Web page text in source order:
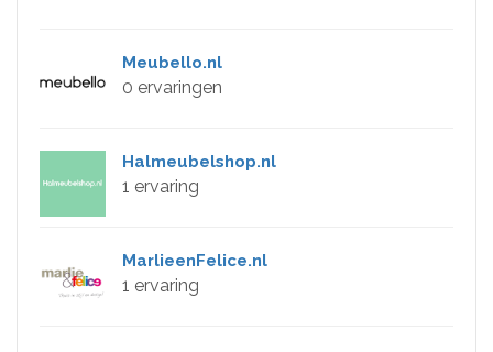
Meubello.nl
0 ervaringen
Halmeubelshop.nl
1 ervaring
MarlieenFelice.nl
1 ervaring